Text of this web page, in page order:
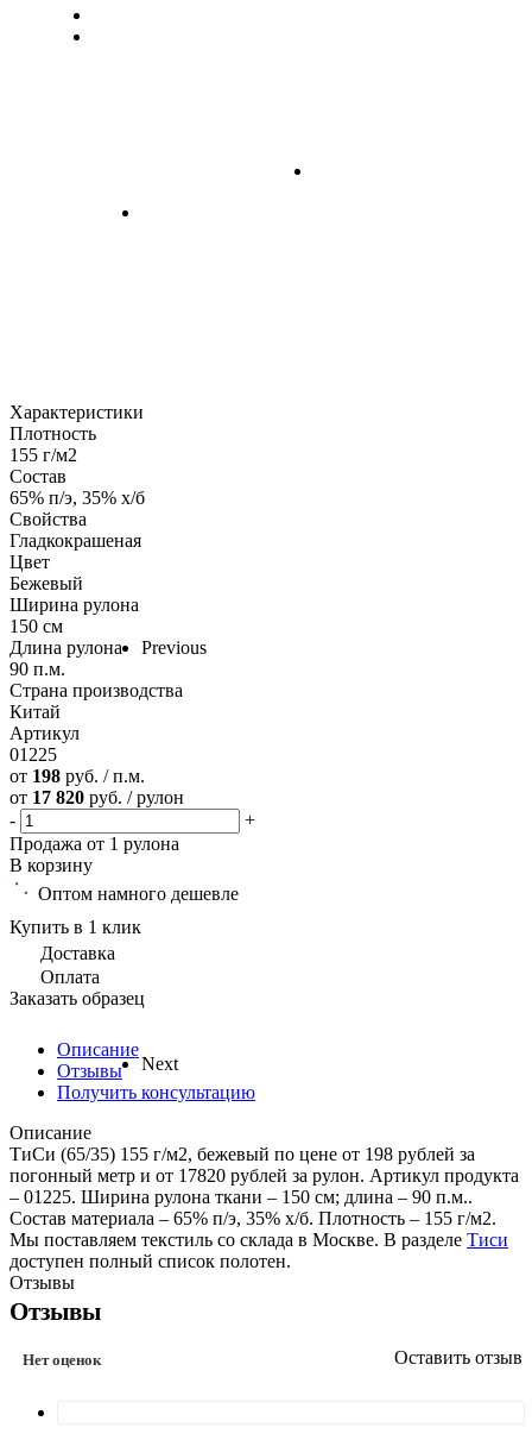
Previous
Next
Характеристики
Плотность
155 г/м2
Состав
65% п/э, 35% х/б
Свойства
Гладкокрашеная
Цвет
Бежевый
Ширина рулона
150 см
Длина рулона
90 п.м.
Страна производства
Китай
Артикул
01225
от 198 руб. / п.м.
от 17 820 руб. / рулон
-
+
Продажа от 1 рулона
В корзину
Оптом намного дешевле
Купить в 1 клик
Доставка
Оплата
Заказать образец
Описание
Отзывы
Получить консультацию
Описание
ТиСи (65/35) 155 г/м2, бежевый по цене от 198 рублей за
погонный метр и от 17820 рублей за рулон. Артикул продукта
– 01225. Ширина рулона ткани – 150 см; длина – 90 п.м..
Состав материала – 65% п/э, 35% х/б. Плотность – 155 г/м2.
Мы поставляем текстиль со склада в Москве. В разделе Тиси
доступен полный список полотен.
Отзывы
Отзывы
Нет оценок Оставить отзыв